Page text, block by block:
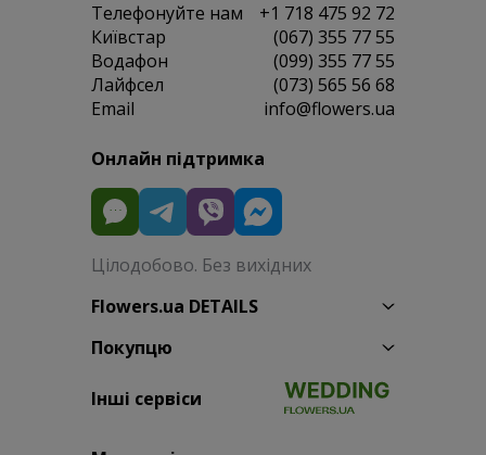
Телефонуйте нам
+1 718 475 92 72
Київстар
(067) 355 77 55
Водафон
(099) 355 77 55
Лайфсел
(073) 565 56 68
Email
info@flowers.ua
Онлайн підтримка
Цілодобово. Без вихідних
Flowers.ua DETAILS
Покупцю
Інші сервіси